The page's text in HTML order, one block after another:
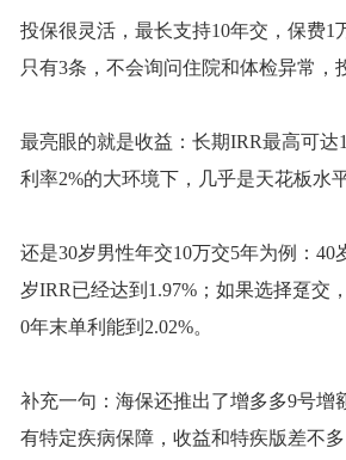
投保很灵活，最长支持10年交，保费1
只有3条，不会询问住院和体检异常，
最亮眼的就是收益：长期IRR最高可达
利率2%的大环境下，几乎是天花板水平
还是30岁男性年交10万交5年为例：40
岁IRR已经达到1.97%；如果选择趸交
0年末单利能到2.02%。
补充一句：海保还推出了增多多9号增
有特定疾病保障，收益和特疾版差不